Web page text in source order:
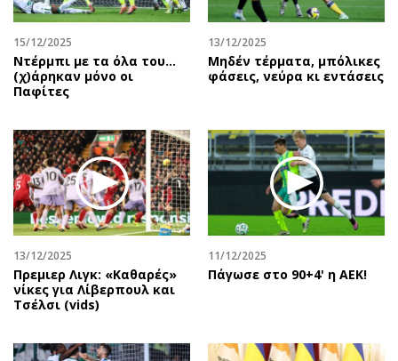
Περιβάλλον
Κόσμος
Παράξενα
Σινεμά
Θέατρο-Χορός
Μουσική
Εικαστικά
Βιβλίο
Χειρόγραφα
Ταξίδια
Έξοδος
Media
Wine routes
Podcasts
Προσφορές
Προσωπικότητες στην ''Κ''
Επιστολές
15/12/2025
Ντέρμπι με τα όλα του…
(χ)άρηκαν μόνο οι
Παφίτες
13/12/2025
Μηδέν τέρματα, μπόλικες
φάσεις, νεύρα κι εντάσεις
13/12/2025
Πρεμιερ Λιγκ: «Καθαρές»
νίκες για Λίβερπουλ και
Τσέλσι (vids)
11/12/2025
Πάγωσε στο 90+4' η ΑΕΚ!